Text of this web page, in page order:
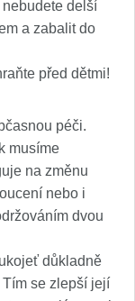
delší
a zabalit do
před dětmi!
péči.
musíme
na změnu
nebo i
dvou
důkladně
se zlepší její